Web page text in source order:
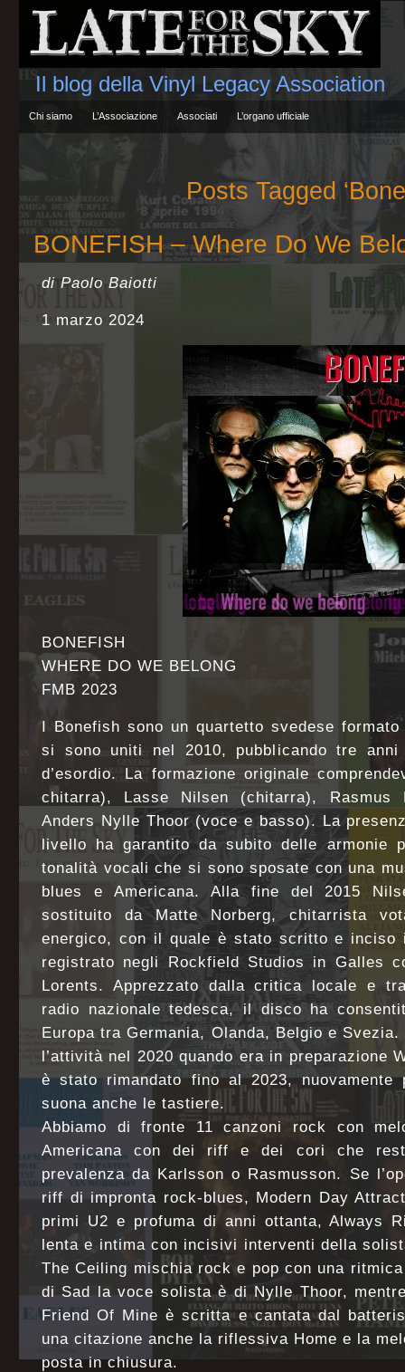
Il blog della Vinyl Legacy Association
Chi siamo L’Associazione Associati L’organo ufficiale
Posts Tagged
BONEFISH – Where Do We
di Paolo Baiotti
1 marzo 2024
BONEFISH
WHERE DO WE BELONG
FMB 2023
I Bonefish sono un quartetto svedese
si sono uniti nel 2010, pubblicando tre anni
d’esordio. La formazione originale
chitarra), Lasse Nilsen (chitarra), Rasmus
Anders Nylle Thoor (voce e basso). La
livello ha garantito da subito delle armonie
tonalità vocali che si sono sposate con una
blues e Americana. Alla fine del 2015
sostituito da Matte Norberg, chitarrista
energico, con il quale è stato scritto e inciso
registrato negli Rockfield Studios in Galles
Lorents. Apprezzato dalla critica locale e
radio nazionale tedesca, il disco ha
Europa tra Germania, Olanda, Belgio e
l’attività nel 2020 quando era in preparazione
è stato rimandato fino al 2023, nuovamente
suona anche le tastiere.
Abbiamo di fronte 11 canzoni rock con
Americana con dei riff e dei cori che
prevalenza da Karlsson o Rasmusson. Se
riff di impronta rock-blues, Modern Day
primi U2 e profuma di anni ottanta, Always
lenta e intima con incisivi interventi della
The Ceiling mischia rock e pop con una
di Sad la voce solista è di Nylle Thoor,
Friend Of Mine è scritta e cantata dal
una citazione anche la riflessiva Home e la
posta in chiusura.